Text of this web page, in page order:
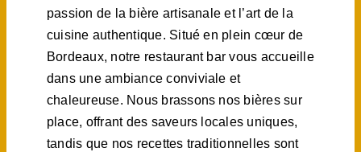
passion de la bière artisanale et l’art de la
cuisine authentique. Situé en plein cœur de
Bordeaux, notre restaurant bar vous accueille
dans une ambiance conviviale et
chaleureuse. Nous brassons nos bières sur
place, offrant des saveurs locales uniques,
tandis que nos recettes traditionnelles sont